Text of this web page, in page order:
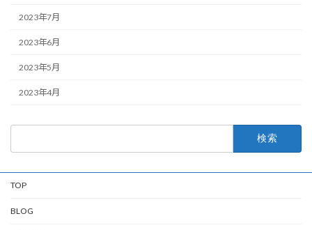
2023年7月
2023年6月
2023年5月
2023年4月
TOP
BLOG